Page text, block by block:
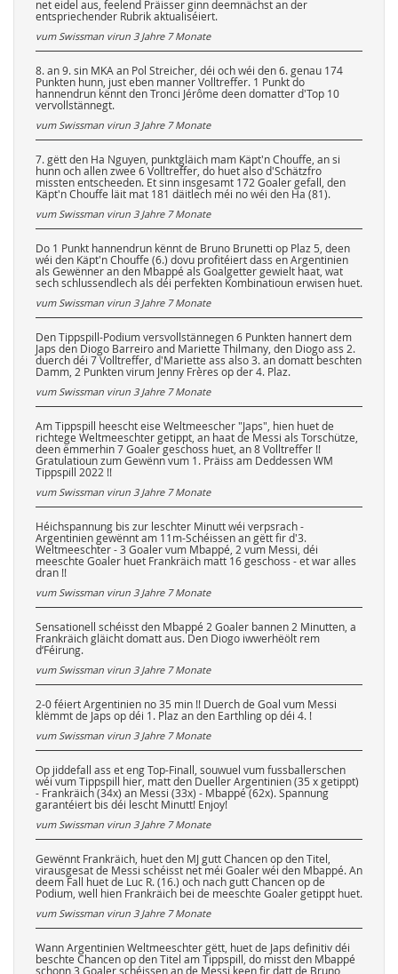
net eidel aus, feelend Präisser ginn deemnächst an der
entspriechender Rubrik aktualiséiert.
vum Swissman virun 3 Jahre 7 Monate
8. an 9. sin MKA an Pol Streicher, déi och wéi den 6. genau 174
Punkten hunn, just eben manner Volltreffer. 1 Punkt do
hannendrun kënnt den Tronci Jérôme deen domatter d'Top 10
vervollstännegt.
vum Swissman virun 3 Jahre 7 Monate
7. gëtt den Ha Nguyen, punktgläich mam Käpt'n Chouffe, an si
hunn och allen zwee 6 Volltreffer, do huet also d'Schätzfro
missten entscheeden. Et sinn insgesamt 172 Goaler gefall, den
Käpt'n Chouffe läit mat 181 däitlech méi no wéi den Ha (81).
vum Swissman virun 3 Jahre 7 Monate
Do 1 Punkt hannendrun kënnt de Bruno Brunetti op Plaz 5, deen
wéi den Käpt'n Chouffe (6.) dovu profitéiert dass en Argentinien
als Gewënner an den Mbappé als Goalgetter gewielt haat, wat
sech schlussendlech als déi perfekten Kombinatioun erwisen huet.
vum Swissman virun 3 Jahre 7 Monate
Den Tippspill-Podium versvollstännegen 6 Punkten hannert dem
Japs den Diogo Barreiro and Mariette Thilmany, den Diogo ass 2.
duerch déi 7 Volltreffer, d'Mariette ass also 3. an domatt beschten
Damm, 2 Punkten virum Jenny Frères op der 4. Plaz.
vum Swissman virun 3 Jahre 7 Monate
Am Tippspill heescht eise Weltmeescher "Japs", hien huet de
richtege Weltmeeschter getippt, an haat de Messi als Torschütze,
deen ëmmerhin 7 Goaler geschoss huet, an 8 Volltreffer !!
Gratulatioun zum Gewënn vum 1. Präiss am Deddessen WM
Tippspill 2022 !!
vum Swissman virun 3 Jahre 7 Monate
Héichspannung bis zur leschter Minutt wéi verpsrach -
Argentinien gewënnt am 11m-Schéissen an gëtt fir d'3.
Weltmeeschter - 3 Goaler vum Mbappé, 2 vum Messi, déi
meeschte Goaler huet Frankräich matt 16 geschoss - et war alles
dran !!
vum Swissman virun 3 Jahre 7 Monate
Sensationell schéisst den Mbappé 2 Goaler bannen 2 Minutten, a
Frankräich gläicht domatt aus. Den Diogo iwwerhëölt rem
d‘Féirung.
vum Swissman virun 3 Jahre 7 Monate
2-0 féiert Argentinien no 35 min !! Duerch de Goal vum Messi
klëmmt de Japs op déi 1. Plaz an den Earthling op déi 4. !
vum Swissman virun 3 Jahre 7 Monate
Op jiddefall ass et eng Top-Finall, souwuel vum fussballerschen
wéi vum Tippspill hier, matt den Dueller Argentinien (35 x getippt)
- Frankräich (34x) an Messi (33x) - Mbappé (62x). Spannung
garantéiert bis déi lescht Minutt! Enjoy!
vum Swissman virun 3 Jahre 7 Monate
Gewënnt Frankräich, huet den MJ gutt Chancen op den Titel,
virausgesat de Messi schéisst net méi Goaler wéi den Mbappé. An
deem Fall huet de Luc R. (16.) och nach gutt Chancen op de
Podium, well hien Frankräich bei de meeschte Goaler getippt huet.
vum Swissman virun 3 Jahre 7 Monate
Wann Argentinien Weltmeeschter gëtt, huet de Japs definitiv déi
beschte Chancen op den Titel am Tippspill, do misst den Mbappé
schonn 3 Goaler schéissen an de Messi keen fir datt de Bruno